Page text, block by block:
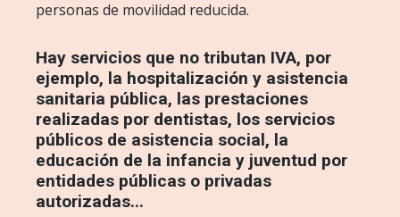
personas de movilidad reducida.
Hay servicios que no tributan IVA, por
ejemplo, la hospitalización y asistencia
sanitaria pública, las prestaciones
realizadas por dentistas, los servicios
públicos de asistencia social, la
educación de la infancia y juventud por
entidades públicas o privadas
autorizadas...